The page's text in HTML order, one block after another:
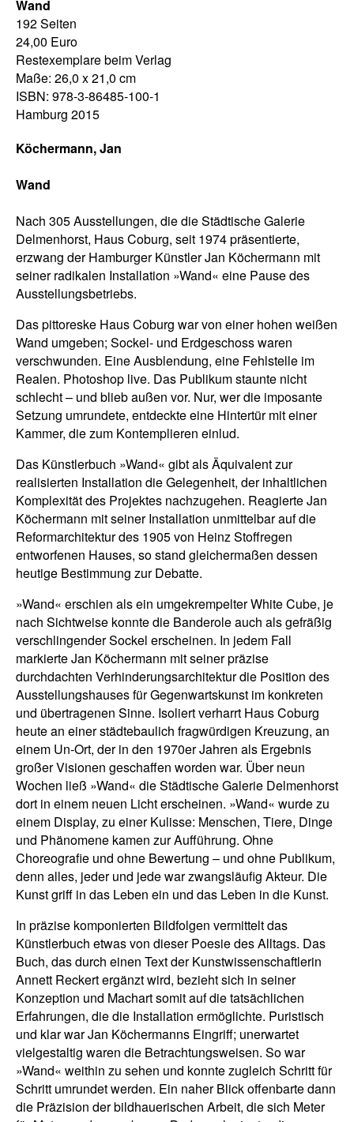
Köchermann, Jan
Wand
Nach 305 Ausstellungen, die die Städtische Galerie
Delmenhorst, Haus Coburg, seit 1974 präsentierte,
erzwang der Hamburger Künstler Jan Köchermann mit
seiner radikalen Installation »Wand« eine Pause des
Ausstellungsbetriebs.
Das pittoreske Haus Coburg war von einer hohen weißen
Wand umgeben; Sockel- und Erdgeschoss waren
verschwunden. Eine Ausblendung, eine Fehlstelle im
Realen. Photoshop live. Das Publikum staunte nicht
schlecht – und blieb außen vor. Nur, wer die imposante
Setzung umrundete, entdeckte eine Hintertür mit einer
Kammer, die zum Kontemplieren einlud.
Das Künstlerbuch »Wand« gibt als Äquivalent zur
realisierten Installation die Gelegenheit, der inhaltlichen
Komplexität des Projektes nachzugehen. Reagierte Jan
Köchermann mit seiner Installation unmittelbar auf die
Reformarchitektur des 1905 von Heinz Stoffregen
entworfenen Hauses, so stand gleichermaßen dessen
heutige Bestimmung zur Debatte.
»Wand« erschien als ein umgekrempelter White Cube, je
nach Sichtweise konnte die Banderole auch als gefräßig
verschlingender Sockel erscheinen. In jedem Fall
markierte Jan Köchermann mit seiner präzise
durchdachten Verhinderungsarchitektur die Position des
Ausstellungshauses für Gegenwartskunst im konkreten
und übertragenen Sinne. Isoliert verharrt Haus Coburg
heute an einer städtebaulich fragwürdigen Kreuzung, an
einem Un-Ort, der in den 1970er Jahren als Ergebnis
großer Visionen geschaffen worden war. Über neun
Wochen ließ »Wand« die Städtische Galerie Delmenhorst
dort in einem neuen Licht erscheinen. »Wand« wurde zu
einem Display, zu einer Kulisse: Menschen, Tiere, Dinge
und Phänomene kamen zur Aufführung. Ohne
Choreografie und ohne Bewertung – und ohne Publikum,
denn alles, jeder und jede war zwangsläufig Akteur. Die
Kunst griff in das Leben ein und das Leben in die Kunst.
In präzise komponierten Bildfolgen vermittelt das
Künstlerbuch etwas von dieser Poesie des Alltags. Das
Buch, das durch einen Text der Kunstwissenschaftlerin
Annett Reckert ergänzt wird, bezieht sich in seiner
Konzeption und Machart somit auf die tatsächlichen
Erfahrungen, die die Installation ermöglichte. Puristisch
und klar war Jan Köchermanns Eingriff; unerwartet
vielgestaltig waren die Betrachtungsweisen. So war
»Wand« weithin zu sehen und konnte zugleich Schritt für
Schritt umrundet werden. Ein naher Blick offenbarte dann
die Präzision der bildhauerischen Arbeit, die sich Meter
Wand
192 Seiten
24,00 Euro
Restexemplare beim Verlag
Maße: 26,0 x 21,0 cm
ISBN: 978-3-86485-100-1
Hamburg 2015